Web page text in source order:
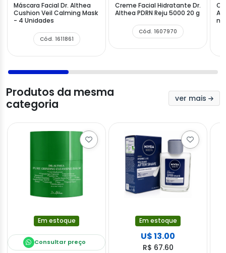
Máscara Facial Dr. Althea
Cushion Veil Calming Mask
- 4 Unidades
Cód. 1611861
Creme Facial Hidratante Dr.
Althea PDRN Reju 5000 20 g
Cód. 1607970
ml
Produtos da mesma
categoria
ver mais
Em estoque
Consultar preço
Em estoque
U$ 13.00
R$ 67.60